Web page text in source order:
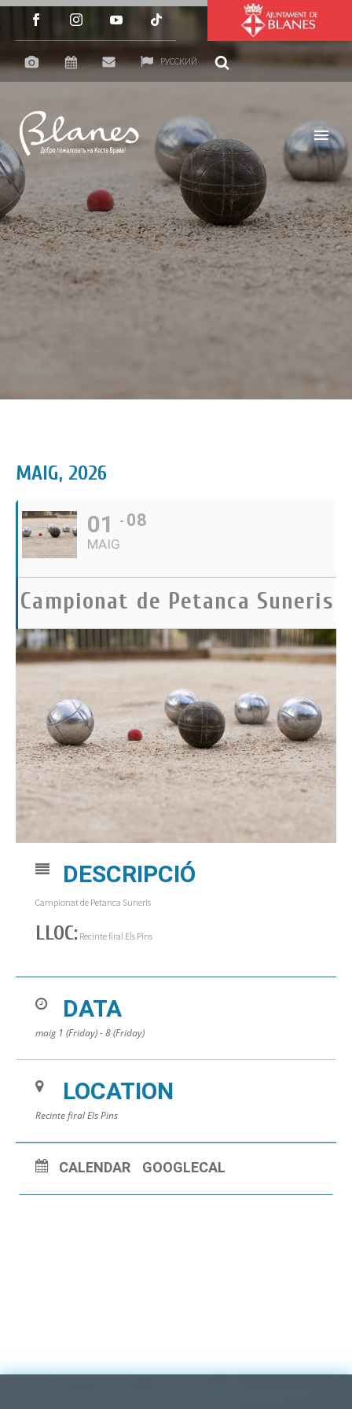
РУССКИЙ
MAIG, 2026
01
MAIG
08
Campionat de Petanca Suneris
DESCRIPCIÓ
Campionat de Petanca Suneris
LLOC: Recinte firal Els Pins
DATA
maig 1 (Friday) - 8 (Friday)
LOCATION
Recinte firal Els Pins
CALENDAR GOOGLECAL